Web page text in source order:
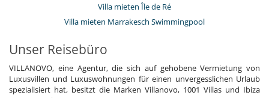
Villa mieten Île de Ré
Villa mieten Marrakesch Swimmingpool
Unser Reisebüro
VILLANOVO, eine Agentur, die sich auf gehobene Vermietung von
Luxusvillen und Luxuswohnungen für einen unvergesslichen Urlaub
spezialisiert hat, besitzt die Marken Villanovo, 1001 Villas und Ibiza